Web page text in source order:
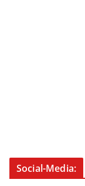
Social-Media: